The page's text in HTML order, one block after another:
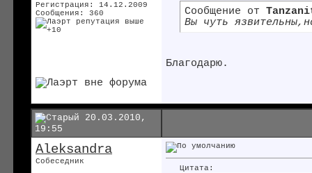
Регистрация: 14.12.2009
Сообщения: 360
Сообщение от
Вы чуть
Благодарю.
20.03.2010,
19:55
Aleksandra
Собеседник
Цитата: